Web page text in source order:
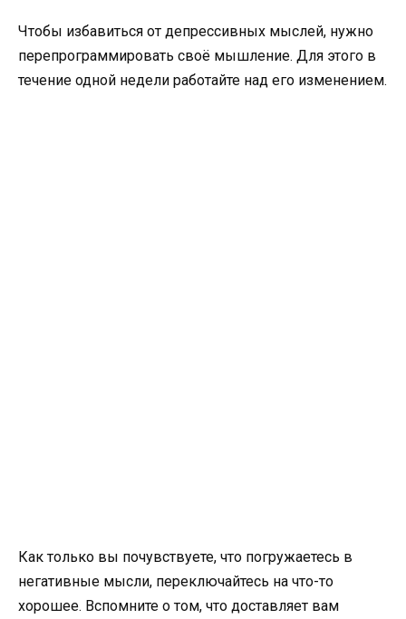
Чтобы избавиться от депрессивных мыслей, нужно
перепрограммировать своё мышление. Для этого в
течение одной недели работайте над его изменением.
Как только вы почувствуете, что погружаетесь в
негативные мысли, переключайтесь на что-то
хорошее. Вспомните о том, что доставляет вам